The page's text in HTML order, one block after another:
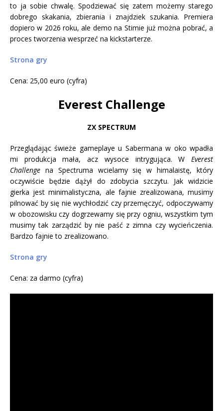
to ja sobie chwalę. Spodziewać się zatem możemy starego
dobrego skakania, zbierania i znajdziek szukania. Premiera
dopiero w 2026 roku, ale demo na Stimie już można pobrać, a
proces tworzenia wesprzeć na kickstarterze.
Strona gry
Cena: 25,00 euro (cyfra)
Everest Challenge
ZX SPECTRUM
Przeglądając świeże gameplaye u Sabermana w oko wpadła
mi produkcja mała, acz wysoce intrygująca. W Everest
Challenge na Spectruma wcielamy się w himalaistę, który
oczywiście będzie dążył do zdobycia szczytu. Jak widzicie
gierka jest minimalistyczna, ale fajnie zrealizowana, musimy
pilnować by się nie wychłodzić czy przemęczyć, odpoczywamy
w obozowisku czy dogrzewamy się przy ogniu, wszystkim tym
musimy tak zarządzić by nie paść z zimna czy wycieńczenia.
Bardzo fajnie to zrealizowano.
Strona gry
Cena: za darmo (cyfra)